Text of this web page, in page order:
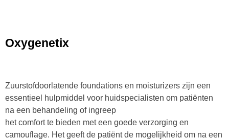
Oxygenetix
Zuurstofdoorlatende foundations en moisturizers zijn een
essentieel hulpmiddel voor huidspecialisten om patiënten
na een behandeling of ingreep
het comfort te bieden met een goede verzorging en
camouflage. Het geeft de patiënt de mogelijkheid om na een